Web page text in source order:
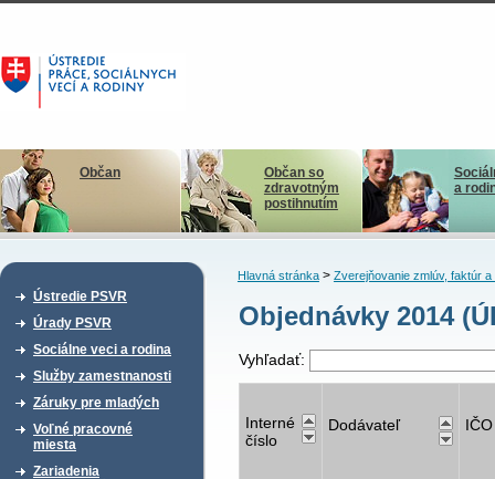
Občan
Občan so
zdravotným
postihnutím
a
Ústredie PSVR
Úrady PSVR
Sociálne veci a rodina
Služby zamestnanosti
Záruky pre mladých
Voľné pracovné
miesta
Zariadenia
Hlavná stránka> Zverejňovanie zmlúv, faktúr a
Objednávky 2014
Vyhľadať:
Interné
číslo
Dodávateľ IČO